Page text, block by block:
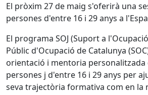
El pròxim 27 de maig s'oferirà una
persones d'entre 16 i 29 anys a
El programa SOJ (Suport a
Públic d'Ocupació de Catalunya
orientació i mentoria personalitzada
persones j d'entre 16 i 29 anys per
seva trajectòria formativa com en la